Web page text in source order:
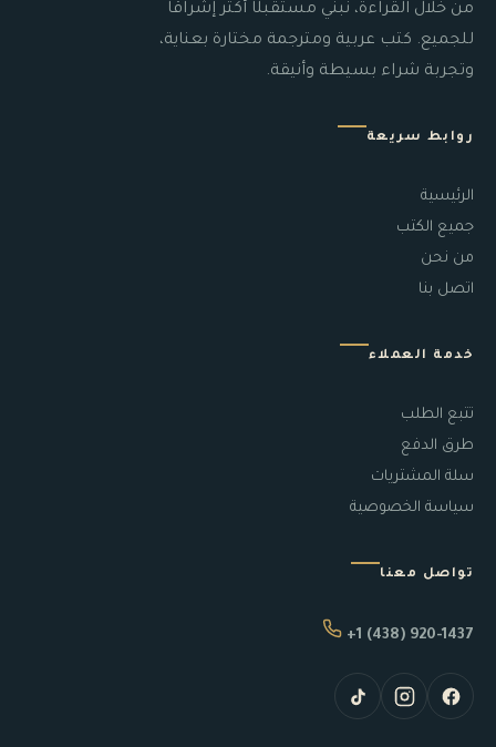
من خلال القراءة، نبني مستقبلًا أكثر إشراقًا
للجميع. كتب عربية ومترجمة مختارة بعناية،
وتجربة شراء بسيطة وأنيقة.
روابط سريعة
الرئيسية
جميع الكتب
من نحن
اتصل بنا
خدمة العملاء
تتبع الطلب
طرق الدفع
سلة المشتريات
سياسة الخصوصية
تواصل معنا
+1 (438) 920-1437